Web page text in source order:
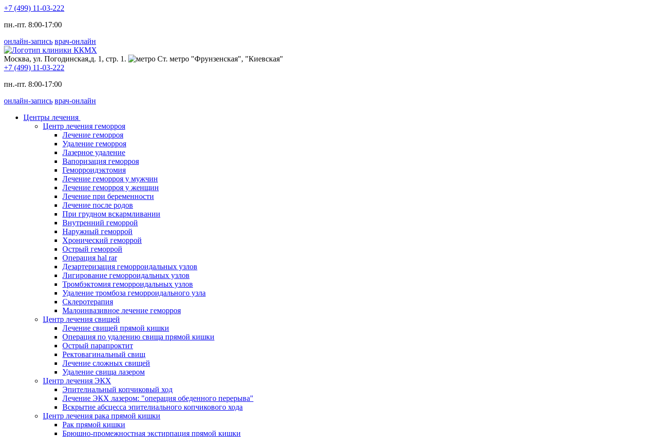
+7 (499) 11-03-222
пн.-пт. 8:00-17:00
онлайн-запись врач-онлайн
Москва, ул. Погодинская,д. 1, стр. 1.
Ст. метро "Фрунзенская", "Киевская"
+7 (499) 11-03-222
пн.-пт. 8:00-17:00
онлайн-запись врач-онлайн
Центры лечения
Центр лечения геморроя
Лечение геморроя
Удаление геморроя
Лазерное удаление
Вапоризация геморроя
Геморроидэктомия
Лечение геморроя у мужчин
Лечение геморроя у женщин
Лечение при беременности
Лечение после родов
При грудном вскармливании
Внутренний геморрой
Наружный геморрой
Хронический геморрой
Острый геморрой
Операция hal rar
Дезартеризация геморроидальных узлов
Лигирование геморроидальных узлов
Тромбэктомия геморроидальных узлов
Удаление тромбоза геморроидального узла
Склеротерапия
Малоинвазивное лечение геморроя
Центр лечения свищей
Лечение свищей прямой кишки
Операция по удалению свища прямой кишки
Острый парапроктит
Ректовагинальный свищ
Лечение сложных свищей
Удаление свища лазером
Центр лечения ЭКХ
Эпителиальный копчиковый ход
Лечение ЭКХ лазером: "операция обеденного перерыва"
Вскрытие абсцесса эпителиального копчикового хода
Центр лечения рака прямой кишки
Рак прямой кишки
Брюшно-промежностная экстирпация прямой кишки